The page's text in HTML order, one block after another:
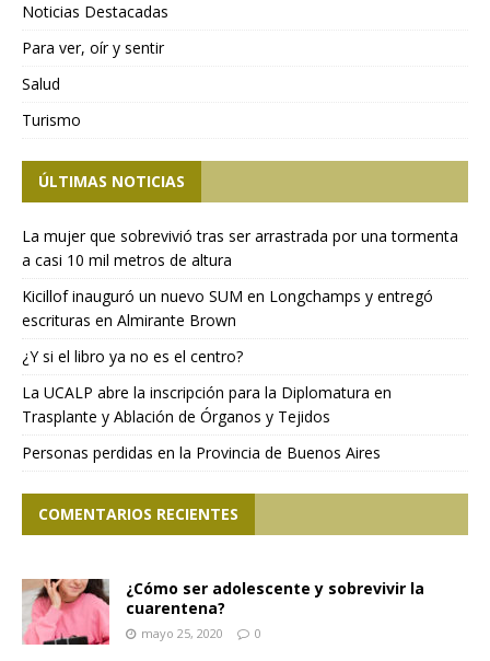
Noticias Destacadas
Para ver, oír y sentir
Salud
Turismo
ÚLTIMAS NOTICIAS
La mujer que sobrevivió tras ser arrastrada por una tormenta
a casi 10 mil metros de altura
Kicillof inauguró un nuevo SUM en Longchamps y entregó
escrituras en Almirante Brown
¿Y si el libro ya no es el centro?
La UCALP abre la inscripción para la Diplomatura en
Trasplante y Ablación de Órganos y Tejidos
Personas perdidas en la Provincia de Buenos Aires
COMENTARIOS RECIENTES
¿Cómo ser adolescente y sobrevivir la
cuarentena?
mayo 25, 2020 0